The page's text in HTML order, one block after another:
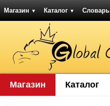
Магазин ▼ Каталог ▼ Словарь
Магазин Каталог